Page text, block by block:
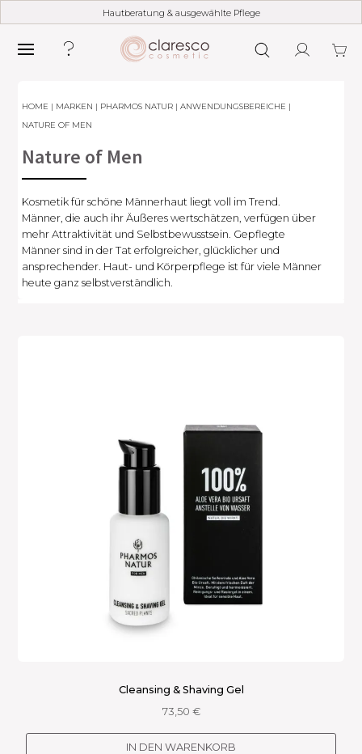
Hautberatung & ausgewählte Pflege
HOME | MARKEN | PHARMOS NATUR |ANWENDUNGSBEREICHE |
NATURE OF MEN
Nature of Men
Kosmetik für schöne Männerhaut liegt voll im Trend.
Männer, die auch ihr Äußeres wertschätzen, verfügen über
mehr Attraktivität und Selbstbewusstsein. Gepflegte
Männer sind in der Tat erfolgreicher, glücklicher und
ansprechender. Haut- und Körperpflege ist für viele Männer
heute ganz selbstverständlich.
Cleansing & Shaving Gel
73,50 €
IN DEN WARENKORB